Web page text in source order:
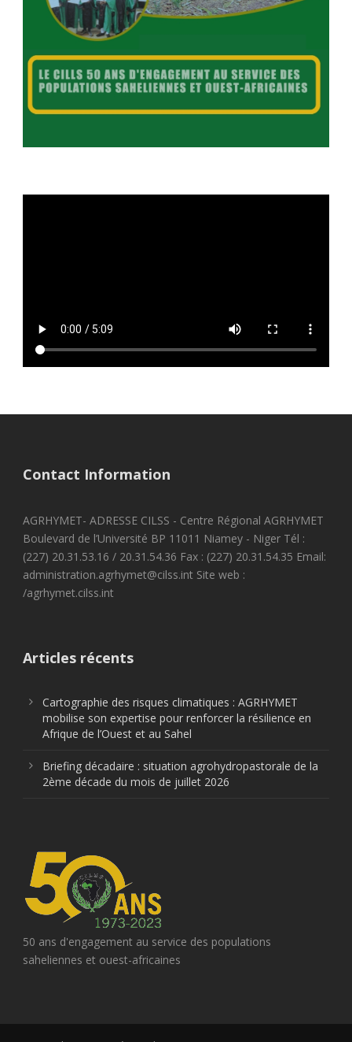
Contact Information
AGRHYMET- ADRESSE CILSS - Centre Régional AGRHYMET
Boulevard de l’Université BP 11011 Niamey - Niger Tél :
(227) 20.31.53.16 / 20.31.54.36 Fax : (227) 20.31.54.35 Email:
administration.agrhymet@cilss.int Site web :
/agrhymet.cilss.int
Articles récents
Cartographie des risques climatiques : AGRHYMET
mobilise son expertise pour renforcer la résilience en
Afrique de l’Ouest et au Sahel
Briefing décadaire : situation agrohydropastorale de la
2ème décade du mois de juillet 2026
50 ans d'engagement au service des populations
saheliennes et ouest-africaines